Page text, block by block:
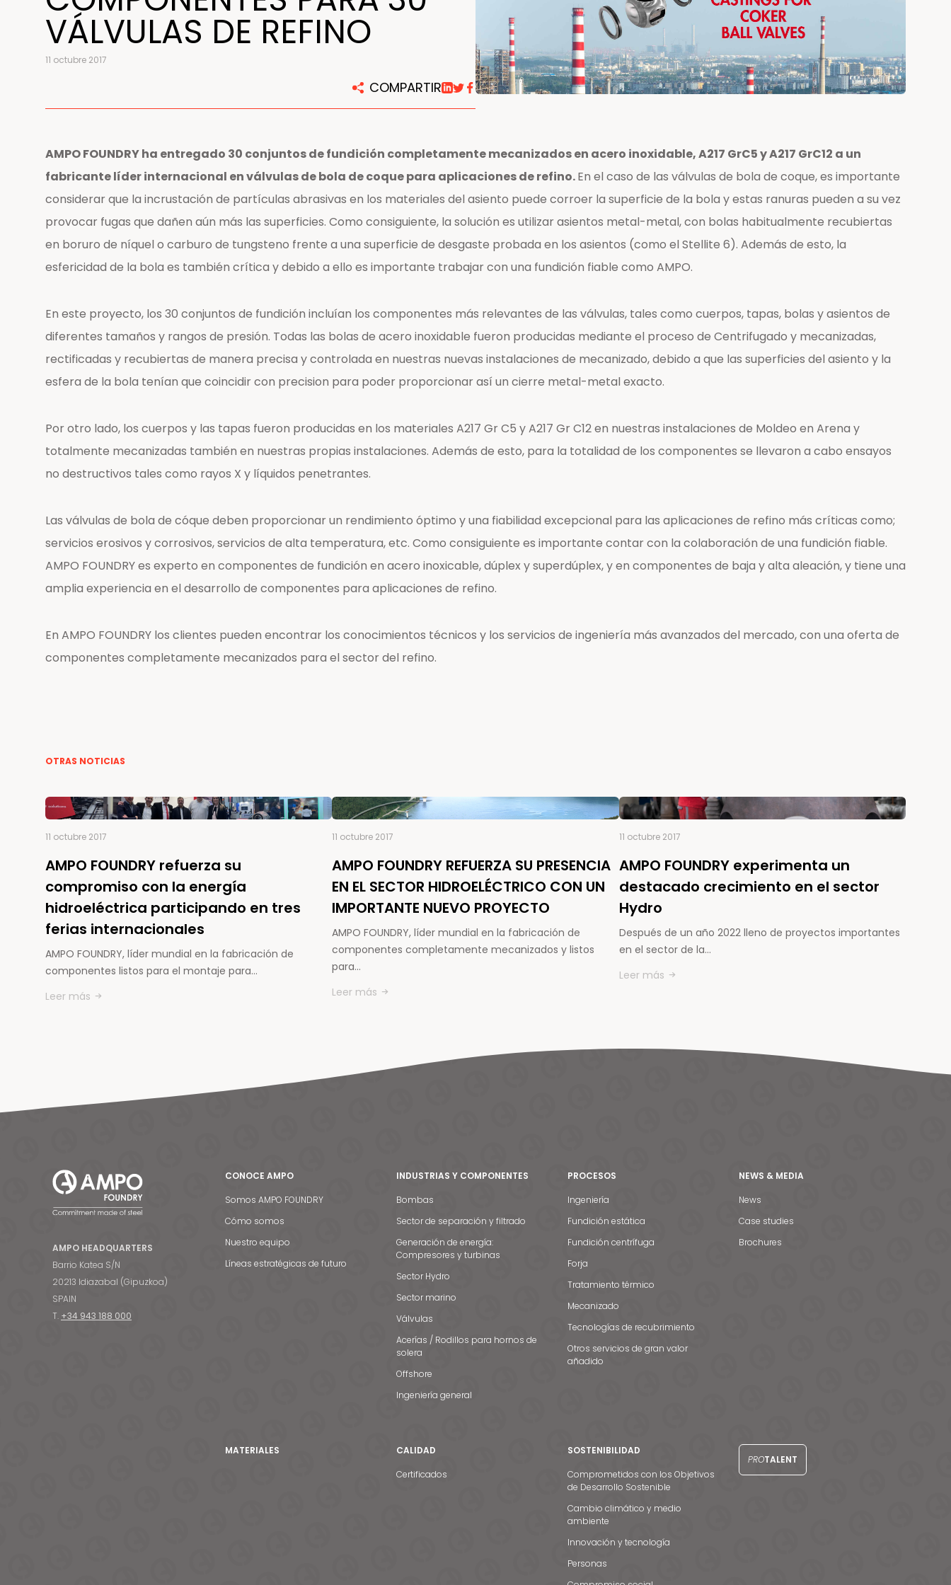
VÁLVULAS DE REFINO
11 octubre 2017
COMPARTIR
AMPO FOUNDRY ha entregado 30 conjuntos de fundición completamente mecanizados en acero inoxidable, A217 GrC5 y A217 GrC12 a un
fabricante líder internacional en válvulas de bola de coque para aplicaciones de refino.En el caso de las válvulas de bola de coque, es importante
considerar que la incrustación de partículas abrasivas en los materiales del asiento puede corroer la superficie de la bola y estas ranuras pueden a su vez
provocar fugas que dañen aún más las superficies. Como consiguiente, la solución es utilizar asientos metal-metal, con bolas habitualmente recubiertas
en boruro de níquel o carburo de tungsteno frente a una superficie de desgaste probada en los asientos (como el Stellite 6). Además de esto, la
esfericidad de la bola es también crítica y debido a ello es importante trabajar con una fundición fiable como AMPO.
En este proyecto, los 30 conjuntos de fundición incluían los componentes más relevantes de las válvulas, tales como cuerpos, tapas, bolas y asientos de
diferentes tamaños y rangos de presión. Todas las bolas de acero inoxidable fueron producidas mediante el proceso de Centrifugado y mecanizadas,
rectificadas y recubiertas de manera precisa y controlada en nuestras nuevas instalaciones de mecanizado, debido a que las superficies del asiento y la
esfera de la bola tenían que coincidir con precision para poder proporcionar así un cierre metal-metal exacto.
Por otro lado, los cuerpos y las tapas fueron producidas en los materiales A217 Gr C5 y A217 Gr C12 en nuestras instalaciones de Moldeo en Arena y
totalmente mecanizadas también en nuestras propias instalaciones. Además de esto, para la totalidad de los componentes se llevaron a cabo ensayos
no destructivos tales como rayos X y líquidos penetrantes.
Las válvulas de bola de cóque deben proporcionar un rendimiento óptimo y una fiabilidad excepcional para las aplicaciones de refino más críticas como;
servicios erosivos y corrosivos, servicios de alta temperatura, etc. Como consiguiente es importante contar con la colaboración de una fundición fiable.
AMPO FOUNDRY es experto en componentes de fundición en acero inoxicable, dúplex y superdúplex, y en componentes de baja y alta aleación, y tiene una
amplia experiencia en el desarrollo de componentes para aplicaciones de refino.
En AMPO FOUNDRY los clientes pueden encontrar los conocimientos técnicos y los servicios de ingeniería más avanzados del mercado, con una oferta de
componentes completamente mecanizados para el sector del refino.
OTRAS NOTICIAS
11 octubre 2017
AMPO FOUNDRY refuerza su
compromiso con la energía
hidroeléctrica participando en tres
ferias internacionales
AMPO FOUNDRY, líder mundial en la fabricación de
componentes listos para el montaje para…
Leer más
11 octubre 2017
AMPO FOUNDRY REFUERZA SU PRESENCIA
EN EL SECTOR HIDROELÉCTRICO CON UN
IMPORTANTE NUEVO PROYECTO
AMPO FOUNDRY, líder mundial en la fabricación de
componentes completamente mecanizados y listos
para…
Leer más
11 octubre 2017
AMPO FOUNDRY experimenta un
destacado crecimiento en el sector
Hydro
Después de un año 2022 lleno de proyectos importantes
en el sector de la…
Leer más
AMPO HEADQUARTERS
Barrio Katea S/N
20213 Idiazabal (Gipuzkoa)
SPAIN
T. +34 943 188 000
CONOCE AMPO
Somos AMPO FOUNDRY
Cómo somos
Nuestro equipo
Líneas estratégicas de futuro
INDUSTRIAS Y COMPONENTES
Bombas
Sector de separación y filtrado
Generación de energía:
Compresores y turbinas
Sector Hydro
Sector marino
Válvulas
Acerías / Rodillos para hornos de
solera
Offshore
Ingeniería general
PROCESOS
Ingeniería
Fundición estática
Fundición centrífuga
Forja
Tratamiento térmico
Mecanizado
Tecnologías de recubrimiento
Otros servicios de gran valor
añadido
MATERIALES
CALIDAD
Certificados
SOSTENIBILIDAD
Comprometidos con los Objetivos
de Desarrollo Sostenible
Cambio climático y medio
ambiente
Innovación y tecnología
Personas
NEWS & MEDIA
News
Case studies
Brochures
PROTALENT